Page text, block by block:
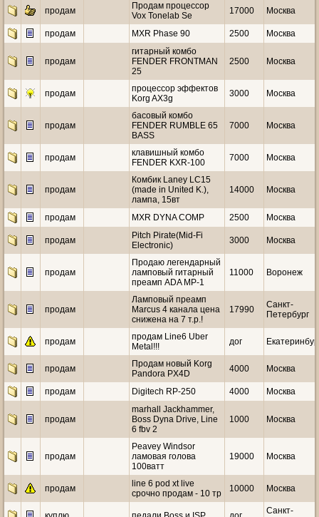
продам
Продам процессор
Vox Tonelab Se
17000 Москва
продам MXR Phase 90 2500 Москва
продам
гитарный комбо
FENDER FRONTMAN
25
2500 Москва
продам
процессор эффектов
Korg AX3g
3000 Москва
продам
басовый комбо
FENDER RUMBLE 65
BASS
7000 Москва
продам
клавишный комбо
FENDER KXR-100
7000 Москва
продам
Комбик Laney LC15
(made in United K.),
лампа, 15вт
14000 Москва
продам MXR DYNA COMP 2500 Москва
продам
Pitch Pirate(Mid-Fi
Electronic)
3000 Москва
продам
Продаю легендарный
ламповый гитарный
преамп ADA MP-1
11000 Воронеж
продам
Ламповый преамп
Marcus 4 канала цена
снижена на 7 т.р.!
17990
Санкт-
Петербург
продам
продам Line6 Uber
Metal!!!
дог
продам
Продам новый Korg
Pandora PX4D
4000 Москва
продам Digitech RP-250 4000 Москва
продам
marhall Jackhammer,
Boss Dyna Drive, Line
6 fbv 2
1000 Москва
продам
Peavey Windsor
ламовая голова
100ватт
19000 Москва
продам
line 6 pod xt live
срочно продам - 10 тр
10000 Москва
Санкт-